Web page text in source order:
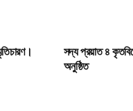
সদ্য প্রয়াত ৪
অনুষ্ঠিত